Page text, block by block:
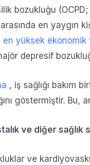
bozukluğu
en yaygın
en yüksek ekonomik
depresif
, iş sağlığı bakım
göstermiştir.
ve diğer sağlık
ve